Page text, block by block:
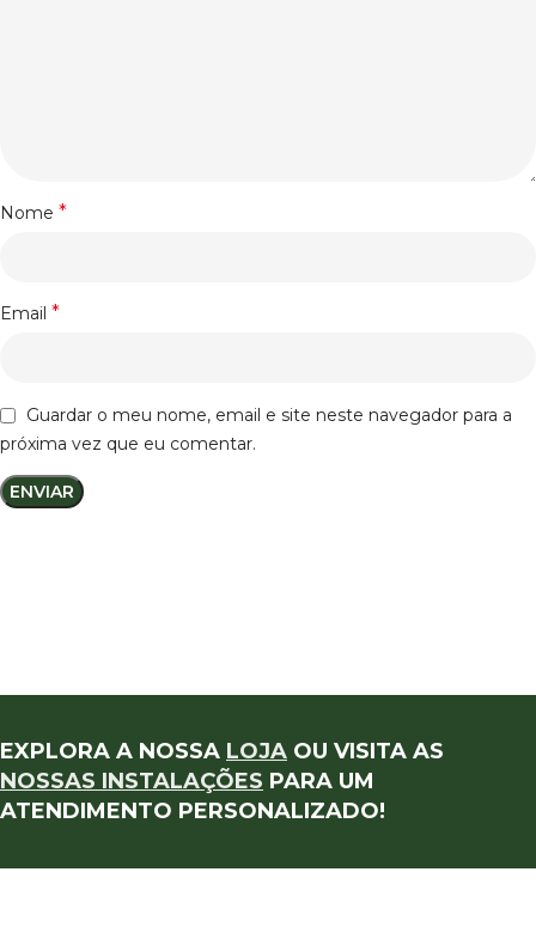
Nome *
Email *
Guardar o meu nome, email e site neste navegador para a
próxima vez que eu comentar.
EXPLORA A NOSSA LOJA OU VISITA AS
NOSSAS INSTALAÇÕES PARA UM
ATENDIMENTO PERSONALIZADO!